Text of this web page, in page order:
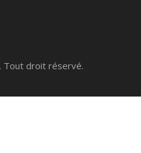
droit réservé.